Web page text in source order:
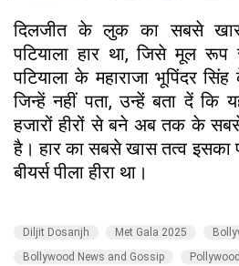
दिलजीत के लुक का सबसे
पटियाला हार था, जिसे मूल
पटियाला के महाराजा भूपिंदर
जिन्हें नहीं पता, उन्हें बता दें कि यह
हजारों हीरों से बने अब तक के
है। हार का सबसे खास तत्व इसका
बीयर्स पीला हीरा था।
Diljit Dosanjh Met Gala 2025
Bollywood News and Gossip